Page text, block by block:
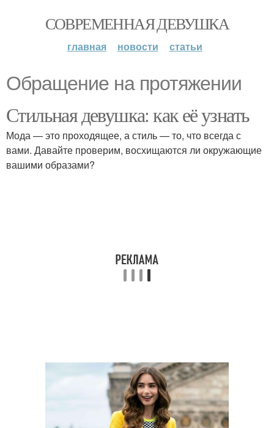
СОВРЕМЕННАЯ ДЕВУШКА
главная новости статьи
Обращение на протяжении
Стильная девушка: как её узнать
Мода — это проходящее, а стиль — то, что всегда с
вами. Давайте проверим, восхищаются ли окружающие
вашими образами?